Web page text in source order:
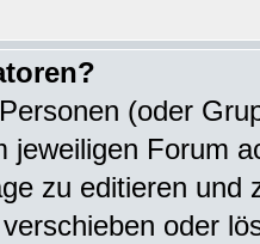
(oder
jeweiligen Forum
zu editieren und
oder